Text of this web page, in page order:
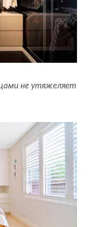
не утяжеляет